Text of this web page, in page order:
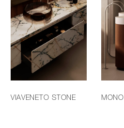
VIAVENETO STONE MONO